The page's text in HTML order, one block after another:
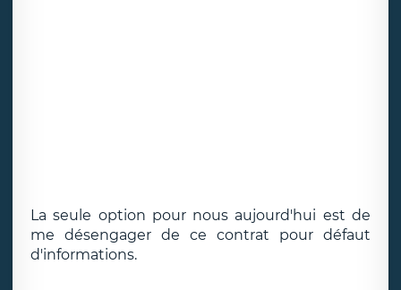
La seule option pour nous aujourd'hui est de
me désengager de ce contrat pour défaut
d'informations.